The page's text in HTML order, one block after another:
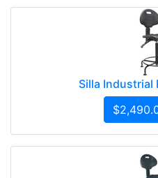
Silla Industrial